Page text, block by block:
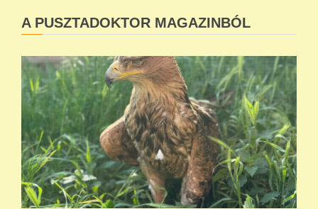
A PUSZTADOKTOR MAGAZINBÓL